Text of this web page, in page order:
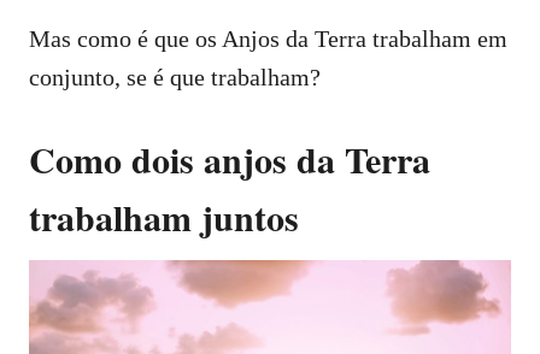
Mas como é que os Anjos da Terra trabalham em
conjunto, se é que trabalham?
Como dois anjos da Terra
trabalham juntos